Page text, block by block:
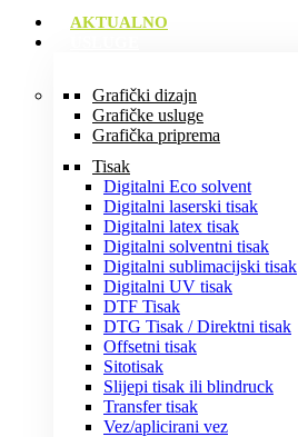
AKTUALNO
Grafički dizajn
Grafičke usluge
Grafička priprema
Tisak
Digitalni Eco solvent
Digitalni laserski tisak
Digitalni latex tisak
Digitalni solventni tisak
Digitalni sublimacijski tisak
Digitalni UV tisak
DTF Tisak
DTG Tisak / Direktni tisak
Offsetni tisak
Sitotisak
Slijepi tisak ili blindruck
Transfer tisak
Vez/aplicirani vez